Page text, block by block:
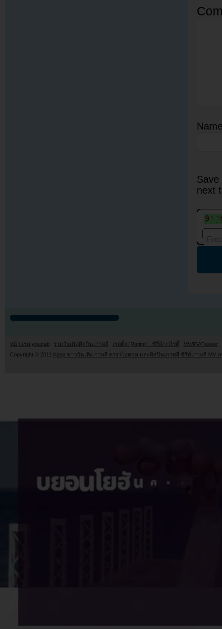
next
หน้าแรก youzab รวมวันเกิดศิลปินเกาหลี เรตติ้ง (Rating) : ซีรี่ย์/วาไรตี้
MV/PV/Teaser
Copyright © 2011 Kpop ข่าวบันเทิงเกาหลี ดาราไอดอล และศิลปินเกาหลี ซีรี่ย์เกาหลี MV